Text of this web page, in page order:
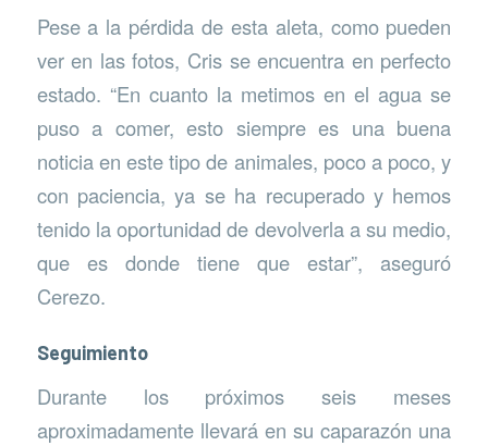
Pese a la pérdida de esta aleta, como pueden
ver en las fotos, Cris se encuentra en perfecto
estado. “En cuanto la metimos en el agua se
puso a comer, esto siempre es una buena
noticia en este tipo de animales, poco a poco, y
con paciencia, ya se ha recuperado y hemos
tenido la oportunidad de devolverla a su medio,
que es donde tiene que estar”, aseguró
Cerezo.
Seguimiento
Durante los próximos seis meses
aproximadamente llevará en su caparazón una